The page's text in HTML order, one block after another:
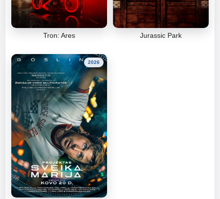
Tron: Ares Jurassic Park
2026